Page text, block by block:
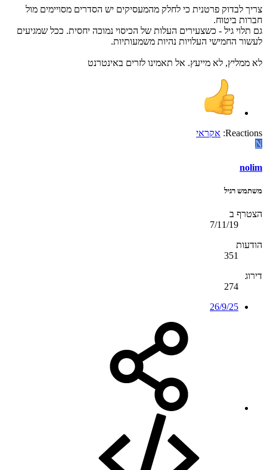
צריך לבדוק פרטנית כי לחלק מהמעסיקים יש הסדרים מסויימים מול
חברות ביטוח.
גם תלוי גיל - כשצעירים העלות של הכיסוי נמוכה יחסית. ככל שמגיעים
לעשור החמישי העלויות נהיות משמעותיות.
לא ממליץ, לא מייעץ. אל תאמינו לזרים באינטרנט
Reactions: אקראי
N
nolim
משתמש רגיל
הצטרף ב
7/11/19
הודעות
351
דירוג
274
26/9/25